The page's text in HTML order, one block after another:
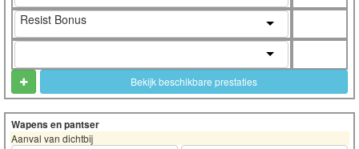
Resist Bonus
Bekijk beschikbare prestaties
Wapens en pantser
Aanval van dichtbij